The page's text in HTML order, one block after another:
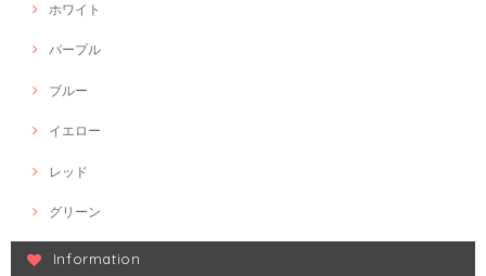
ホワイト
パープル
ブルー
イエロー
レッド
グリーン
Information